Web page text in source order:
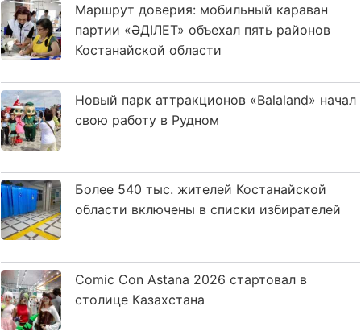
Маршрут доверия: мобильный караван
партии «ӘДІЛЕТ» объехал пять районов
Костанайской области
Новый парк аттракционов «Balaland» начал
свою работу в Рудном
Более 540 тыс. жителей Костанайской
области включены в списки избирателей
Comic Con Astana 2026 стартовал в
столице Казахстана